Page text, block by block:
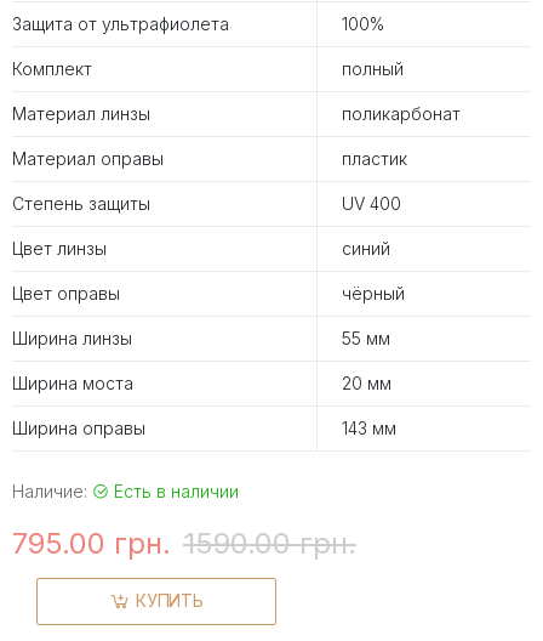
Защита от ультрафиолета 100%
Комплект полный
Материал линзы поликарбонат
Материал оправы пластик
Степень защиты UV 400
Цвет линзы синий
Цвет оправы чёрный
Ширина линзы 55 мм
Ширина моста 20 мм
Ширина оправы 143 мм
Наличие: Есть в наличии
795.00 грн. 1590.00 грн.
КУПИТЬ